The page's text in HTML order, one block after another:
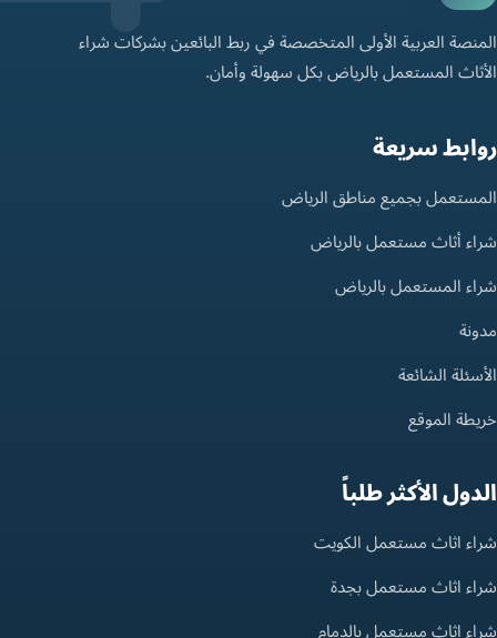
المنصة العربية الأولى المتخصصة في ربط البائعين بشركات شراء
الأثاث المستعمل بالرياض بكل سهولة وأمان.
روابط سريعة
المستعمل بجميع مناطق الرياض
شراء أثاث مستعمل بالرياض
شراء المستعمل بالرياض
مدونة
الأسئلة الشائعة
خريطة الموقع
الدول الأكثر طلباً
شراء اثاث مستعمل الكويت
شراء اثاث مستعمل بجدة
شراء اثاث مستعمل بالدمام